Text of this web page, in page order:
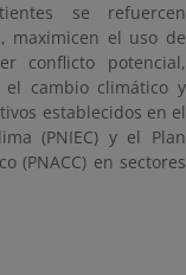
se refuercen
maximicen el uso de
conflicto potencial,
cambio climático y
establecidos en el
(PNIEC) y el Plan
(PNACC) en sectores